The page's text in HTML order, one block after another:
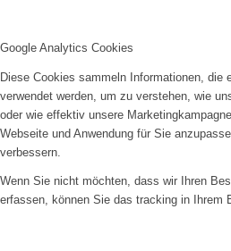
Google Analytics Cookies
Diese Cookies sammeln Informationen, die
verwendet werden, um zu verstehen, wie
oder wie effektiv unsere
Webseite und Anwendung für Sie
verbessern.
Wenn Sie nicht möchten, dass wir Ihren
erfassen, können Sie das tracking in Ihrem